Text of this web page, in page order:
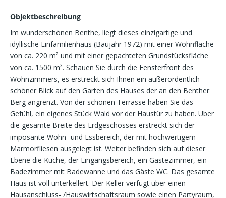
Objektbeschreibung
Im wunderschönen Benthe, liegt dieses einzigartige und
idyllische Einfamilienhaus (Baujahr 1972) mit einer Wohnfläche
von ca. 220 m² und mit einer gepachteten Grundstücksfläche
von ca. 1500 m². Schauen Sie durch die Fensterfront des
Wohnzimmers, es erstreckt sich Ihnen ein außerordentlich
schöner Blick auf den Garten des Hauses der an den Benther
Berg angrenzt. Von der schönen Terrasse haben Sie das
Gefühl, ein eigenes Stück Wald vor der Haustür zu haben. Über
die gesamte Breite des Erdgeschosses erstreckt sich der
imposante Wohn- und Essbereich, der mit hochwertigem
Marmorfliesen ausgelegt ist. Weiter befinden sich auf dieser
Ebene die Küche, der Eingangsbereich, ein Gästezimmer, ein
Badezimmer mit Badewanne und das Gäste WC. Das gesamte
Haus ist voll unterkellert. Der Keller verfügt über einen
Hausanschluss- /Hauswirtschaftsraum sowie einen Partyraum,